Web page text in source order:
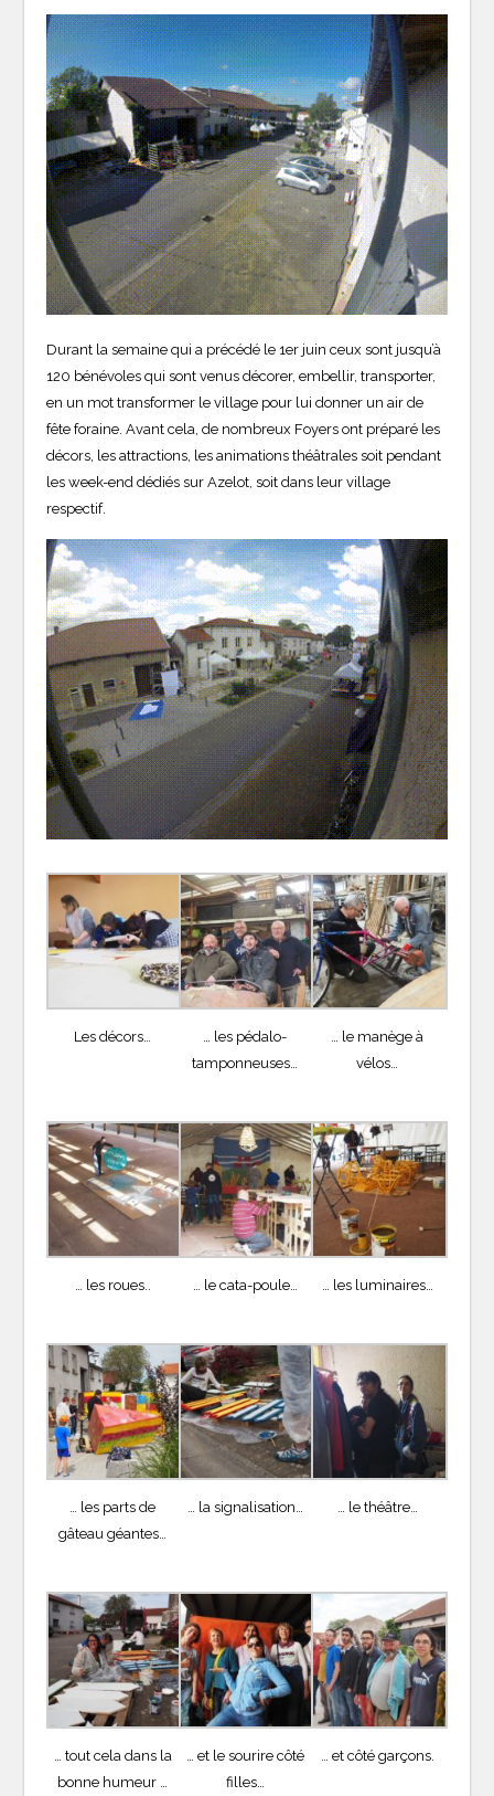
Durant la semaine qui a précédé le 1er juin ceux sont jusqu’à
120 bénévoles qui sont venus décorer, embellir, transporter,
en un mot transformer le village pour lui donner un air de
fête foraine. Avant cela, de nombreux Foyers ont préparé les
décors, les attractions, les animations théâtrales soit pendant
les week-end dédiés sur Azelot, soit dans leur village
respectif.
Les décors…
… les pédalo-
tamponneuses…
… le manège à
vélos…
… les roues.. … le cata-poule… … les luminaires…
… les parts de
gâteau géantes…
… la signalisation… … le théâtre…
… tout cela dans la
bonne humeur …
… et le sourire côté
filles…
… et côté garçons.